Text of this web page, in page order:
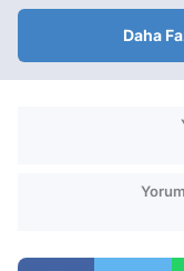
Daha